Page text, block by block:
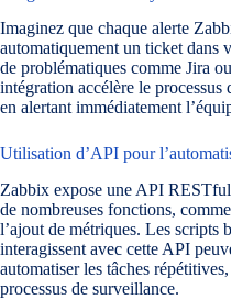
Imaginez que chaque alerte
automatiquement un ticket dans
de problématiques comme Jira
intégration accélère le
en alertant immédiatement
Utilisation d’API pour
Zabbix expose une API
de nombreuses fonctions,
l’ajout de métriques. Les scripts
interagissent avec cette API
automatiser les tâches
processus de surveillance.